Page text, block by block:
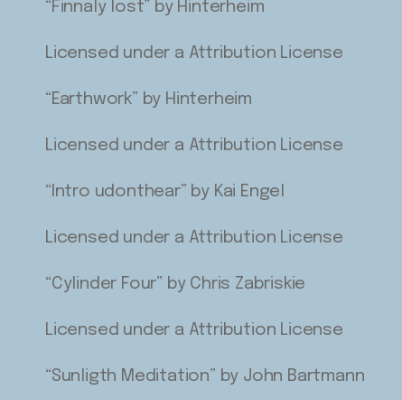
“Finnaly lost” by Hinterheim
Licensed under a Attribution License
“Earthwork” by Hinterheim
Licensed under a Attribution License
“Intro udonthear” by Kai Engel
Licensed under a Attribution License
“Cylinder Four” by Chris Zabriskie
Licensed under a Attribution License
“Sunligth Meditation” by John Bartmann